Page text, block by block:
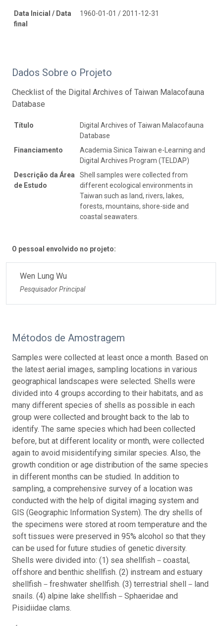
Data Inicial / Data
final
1960-01-01 / 2011-12-31
Dados Sobre o Projeto
Checklist of the Digital Archives of Taiwan Malacofauna
Database
Título
Digital Archives of Taiwan Malacofauna
Database
Financiamento
Academia Sinica Taiwan e-Learning and
Digital Archives Program (TELDAP)
Descrição da Área
de Estudo
Shell samples were collected from
different ecological environments in
Taiwan such as land, rivers, lakes,
forests, mountains, shore-side and
coastal seawaters.
O pessoal envolvido no projeto:
Wen Lung Wu
Pesquisador Principal
Métodos de Amostragem
Samples were collected at least once a month. Based on
the latest aerial images, sampling locations in various
geographical landscapes were selected. Shells were
divided into 4 groups according to their habitats, and as
many different species of shells as possible in each
group were collected and brought back to the lab to
identify. The same species which had been collected
before, but at different locality or month, were collected
again to avoid misidentifying similar species. Also, the
growth condition or age distribution of the same species
in different months can be studied. In addition to
sampling, a comprehensive survey of a location was
conducted with the help of digital imaging system and
GIS (Geographic Information System). The dry shells of
the specimens were stored at room temperature and the
soft tissues were preserved in 95% alcohol so that they
can be used for future studies of genetic diversity.
Shells were divided into: (1) sea shellfish－coastal,
offshore and benthic shellfish. (2) instream and estuary
shellfish－freshwater shellfish. (3) terrestrial shell－land
snails. (4) alpine lake shellfish－Sphaeridae and
Pisidiidae clams.